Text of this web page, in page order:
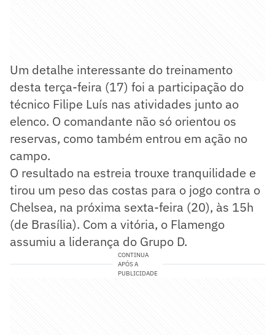
Um detalhe interessante do treinamento
desta terça-feira (17) foi a participação do
técnico Filipe Luís nas atividades junto ao
elenco. O comandante não só orientou os
reservas, como também entrou em ação no
campo.
O resultado na estreia trouxe tranquilidade e
tirou um peso das costas para o jogo contra o
Chelsea, na próxima sexta-feira (20), às 15h
(de Brasília). Com a vitória, o Flamengo
assumiu a liderança do Grupo D.
CONTINUA
APÓS A
PUBLICIDADE